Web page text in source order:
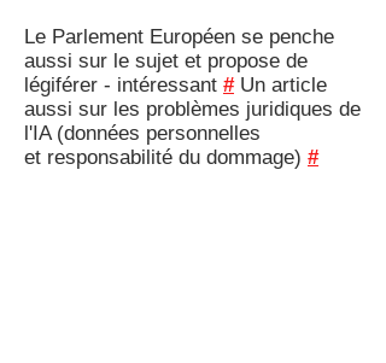
Le Parlement Européen se penche
aussi sur le sujet et propose de
légiférer - intéressant #Un article
aussi sur les problèmes juridiques de
l'IA (données personnelles
et responsabilité du dommage) #